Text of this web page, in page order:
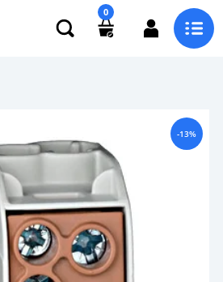
0
-13%